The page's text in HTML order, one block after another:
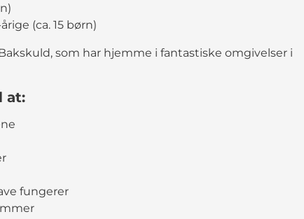
(ca. 15 børn)
som har hjemme i fantastiske omgivelser i
at:
fungerer